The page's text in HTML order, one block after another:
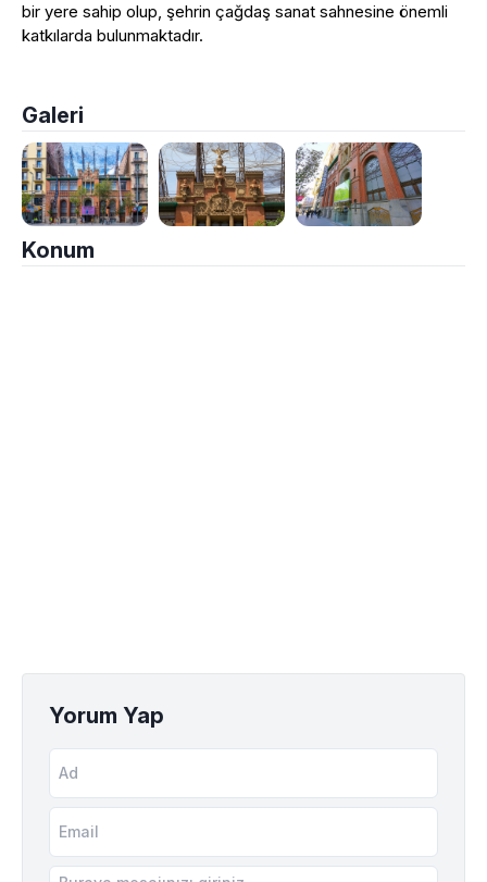
bir yere sahip olup, şehrin çağdaş sanat sahnesine önemli
katkılarda bulunmaktadır.
Galeri
Konum
Yorum Yap